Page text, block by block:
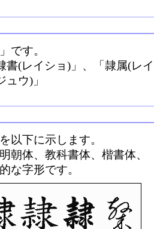
です。
書(レイショ)」、「隷属(レイ
ウ)」
以下に示します。
朝体、教科書体、楷書体、
な字形です。